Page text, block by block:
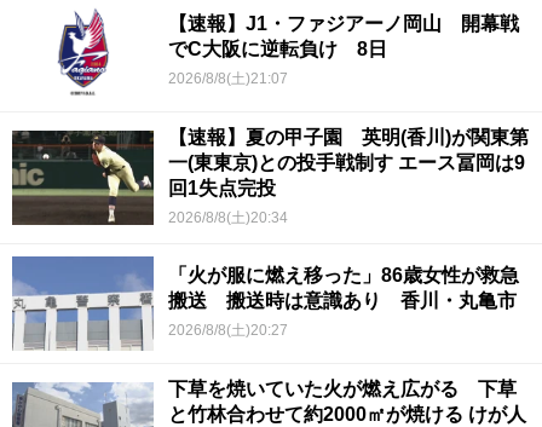
【速報】J1・ファジアーノ岡山 開幕戦
でC大阪に逆転負け 8日
2026/8/8(土)21:07
【速報】夏の甲子園 英明(香川)が関東第
一(東東京)との投手戦制す エース冨岡は9
回1失点完投
2026/8/8(土)20:34
「火が服に燃え移った」86歳女性が救急
搬送 搬送時は意識あり 香川・丸亀市
2026/8/8(土)20:27
下草を焼いていた火が燃え広がる 下草
と竹林合わせて約2000㎡が焼ける けが人